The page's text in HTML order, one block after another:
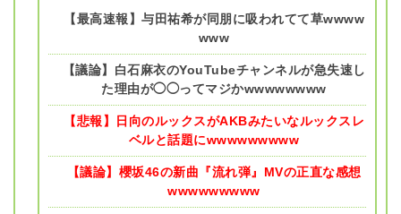
【最高速報】与田祐希が同朋に吸われてて草wwww
www
【議論】白石麻衣のYouTubeチャンネルが急失速し
た理由が◯◯ってマジかwwwwwwww
【悲報】日向のルックスがAKBみたいなルックスレ
ベルと話題にwwwwwwwww
【議論】櫻坂46の新曲『流れ弾』MVの正直な感想
wwwwwwwww